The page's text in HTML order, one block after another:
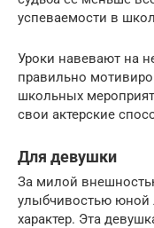
успеваемости в
Уроки навевают на
правильно
школьных
свои актерские
Для девушки
За милой
улыбчивостью юной
характер. Эта